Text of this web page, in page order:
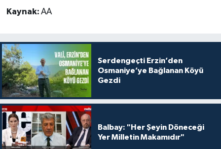
Kaynak: AA
Serdengeçti Erzin’den
Osmaniye’ye Bağlanan Köyü
Gezdi
Balbay: "Her Şeyin Döneceği
Yer Milletin Makamıdır"